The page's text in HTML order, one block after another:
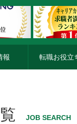
報 転職お役立
JOB SEARCH